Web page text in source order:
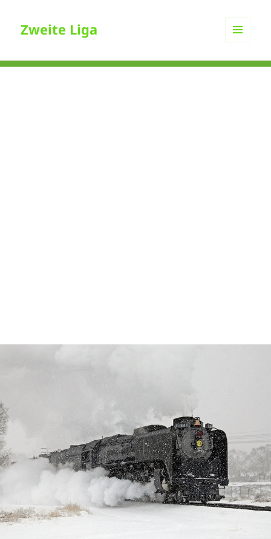
Zweite Liga
WIDGETS